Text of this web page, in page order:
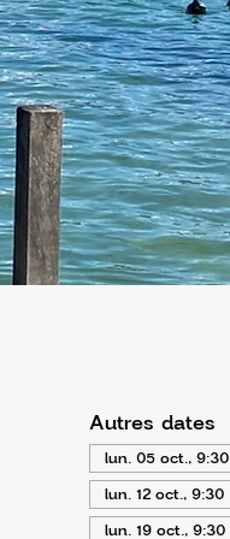
Autres dates
lun. 05 oct., 9:30
lun. 12 oct., 9:30
lun. 19 oct., 9:30